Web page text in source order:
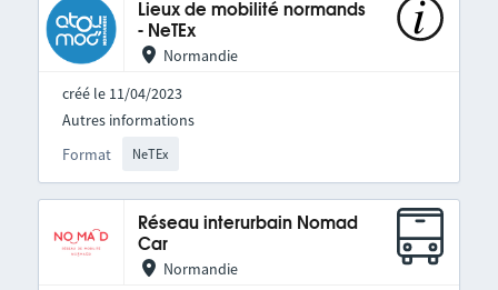
Lieux de mobilité normands
- NeTEx
Normandie
créé le 11/04/2023
Format NeTEx
Autres informations
Réseau interurbain Nomad
Car
Normandie